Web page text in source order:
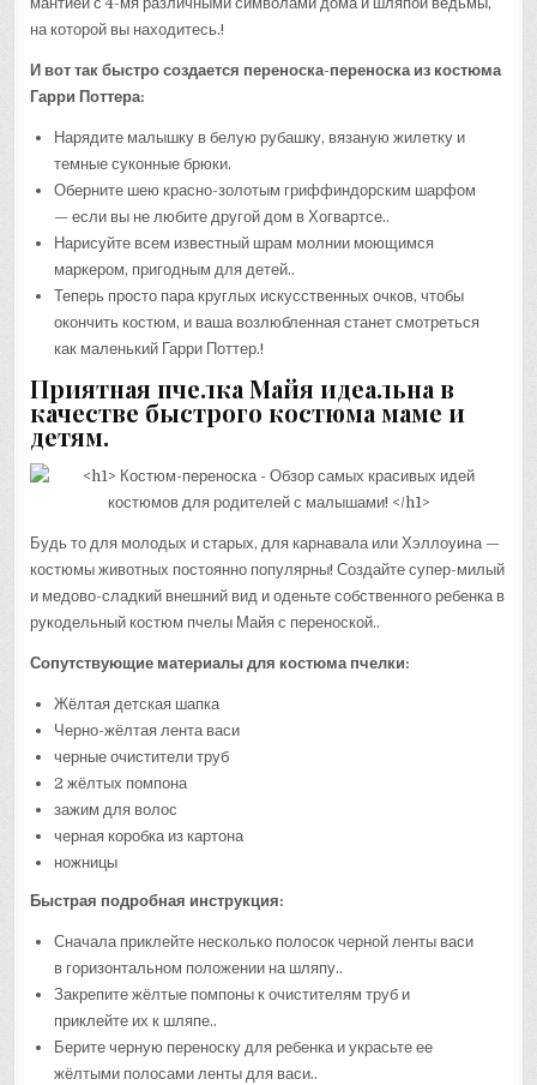
на которой вы находитесь.!
И вот так быстро создается переноска-переноска из костюма
Гарри Поттера:
Нарядите малышку в белую рубашку, вязаную жилетку и
темные суконные брюки.
Оберните шею красно-золотым гриффиндорским шарфом
— если вы не любите другой дом в Хогвартсе..
Нарисуйте всем известный шрам молнии моющимся
маркером, пригодным для детей..
Теперь просто пара круглых искусственных очков, чтобы
окончить костюм, и ваша возлюбленная станет смотреться
как маленький Гарри Поттер.!
Приятная пчелка Майя идеальна в
качестве быстрого костюма маме и
детям.
Будь то для молодых и старых, для карнавала или Хэллоуина —
костюмы животных постоянно популярны! Создайте супер-милый
и медово-сладкий внешний вид и оденьте собственного ребенка в
рукодельный костюм пчелы Майя с переноской..
Сопутствующие материалы для костюма пчелки:
Жёлтая детская шапка
Черно-жёлтая лента васи
черные очистители труб
2 жёлтых помпона
зажим для волос
черная коробка из картона
ножницы
Быстрая подробная инструкция:
Сначала приклейте несколько полосок черной ленты васи
в горизонтальном положении на шляпу..
Закрепите жёлтые помпоны к очистителям труб и
приклейте их к шляпе..
Берите черную переноску для ребенка и украсьте ее
жёлтыми полосами ленты для васи..